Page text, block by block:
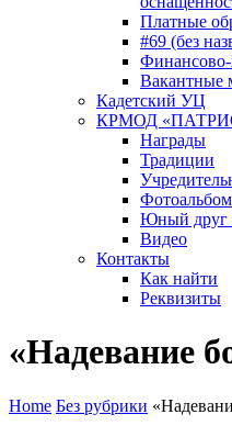
Платные
#69 (без
Финансово-
Вакантные
Кадетский УЦ
КРМОД
Награды
Традиции
Фотоальбом
Юный друг
Видео
Контакты
Как найти
Реквизиты
«Надевание
Home Без рубрики